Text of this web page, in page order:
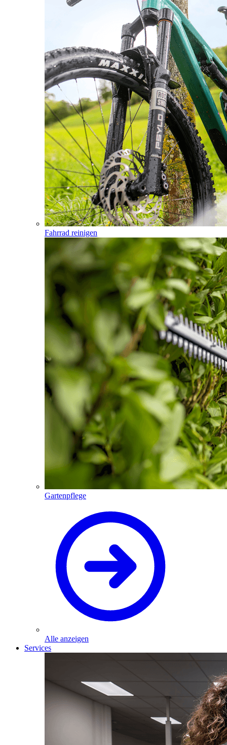
Fahrrad reinigen
Gartenpflege
Alle anzeigen
Services